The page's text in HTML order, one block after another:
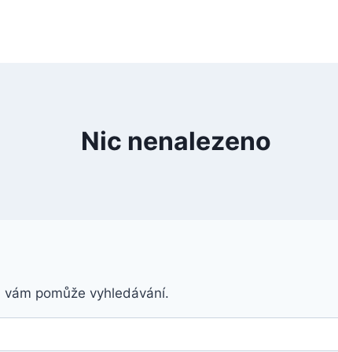
Nic nenalezeno
pomůže vyhledávání.